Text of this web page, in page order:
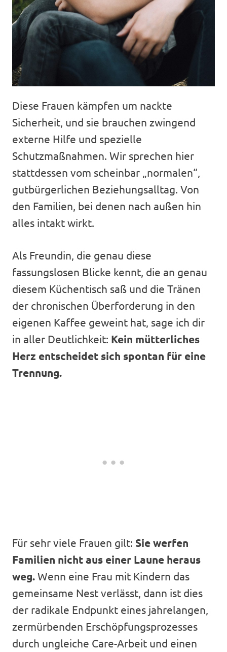
Diese Frauen kämpfen um nackte
Sicherheit, und sie brauchen zwingend
externe Hilfe und spezielle
Schutzmaßnahmen. Wir sprechen hier
stattdessen vom scheinbar „normalen“,
gutbürgerlichen Beziehungsalltag. Von
den Familien, bei denen nach außen hin
alles intakt wirkt.
Als Freundin, die genau diese
fassungslosen Blicke kennt, die an genau
diesem Küchentisch saß und die Tränen
der chronischen Überforderung in den
eigenen Kaffee geweint hat, sage ich dir
in aller Deutlichkeit: Kein mütterliches
Herz entscheidet sich spontan für eine
Trennung.
Für sehr viele Frauen gilt: Sie werfen
Familien nicht aus einer Laune heraus
weg.Wenn eine Frau mit Kindern das
gemeinsame Nest verlässt, dann ist dies
der radikale Endpunkt eines jahrelangen,
zermürbenden Erschöpfungsprozesses
durch ungleiche Care-Arbeit und einen